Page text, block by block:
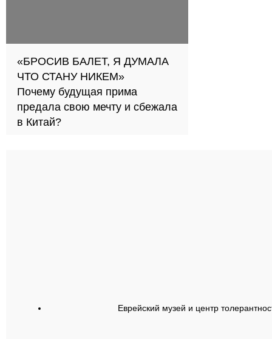
«БРОСИВ БАЛЕТ, Я ДУМАЛА
ЧТО СТАНУ НИКЕМ»
Почему будущая прима
предала свою мечту и сбежала
в Китай?
Еврейский музей и центр